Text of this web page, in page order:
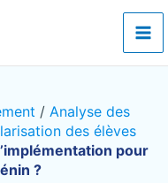
/ Analyse des
des élèves
pour
?